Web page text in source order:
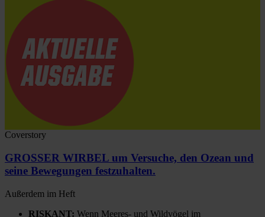
Coverstory
GROSSER WIRBEL um Versuche, den Ozean und
seine Bewegungen festzuhalten.
Außerdem im Heft
RISKANT: Wenn Meeres- und Wildvögel im